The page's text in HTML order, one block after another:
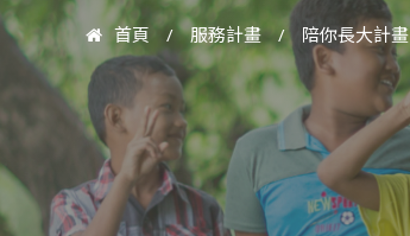
至
善
社
您
在
裡
首頁 / 服務計畫 / 陪你長大計畫